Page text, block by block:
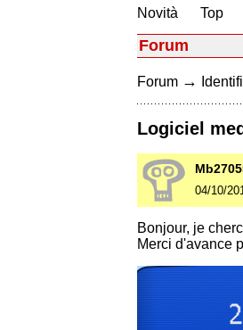
Novità
Top
Forum
Forum →
Logiciel
04/10/
Bonjour, je
Merci d'avance